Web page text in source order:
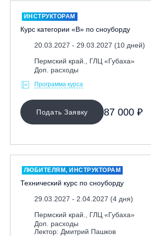
ИНСТРУКТОРАМ
Курс категории «В» по сноуборду
20.03.2027 - 29.03.2027 (10 дней)
Пермский край., ГЛЦ «Губаха»
Доп. расходы
Программа курса
Подать Заявку 87 000 ₽
ЛЮБИТЕЛЯМ, ИНСТРУКТОРАМ
Технический курс по сноуборду
29.03.2027 - 2.04.2027 (4 дня)
Пермский край., ГЛЦ «Губаха»
Доп. расходы
Лектор: Дмитрий Пашков